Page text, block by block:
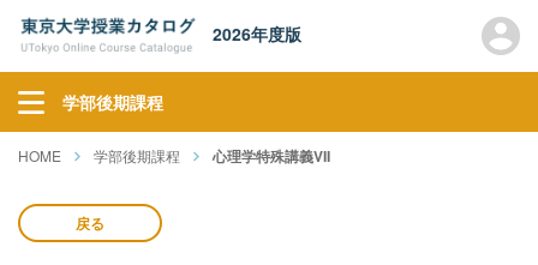
2026年度版
学部後期課程
HOME 学部後期課程 心理学特殊講義VII
戻る